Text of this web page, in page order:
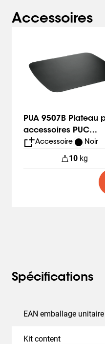
Accessoires
PUA 9507B Plateau
accessoires PUC
24xx/25xx/27xx
Accessoire Noir
10 kg
Spécifications
EAN emballage unitaire
Kit content